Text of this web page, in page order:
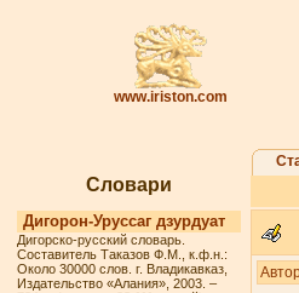
www.iriston.com
Словари
Дигорон-Уруссаг дзурдуат
Дигорско-русский словарь.
Составитель Таказов Ф.М., к.ф.н.:
Около 30000 слов. г. Владикавказ,
Издательство «Алания», 2003. –